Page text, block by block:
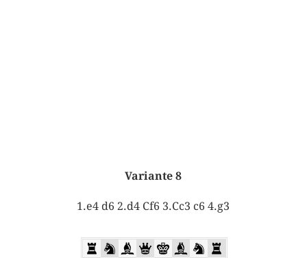
Variante 8
1.e4 d6 2.d4 Cf6 3.Cc3 c6 4.g3